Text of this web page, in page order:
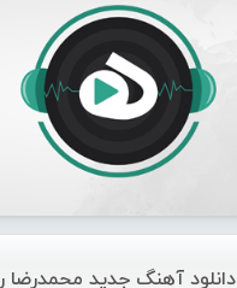
دانلود آهنگ جدید محمدرضا